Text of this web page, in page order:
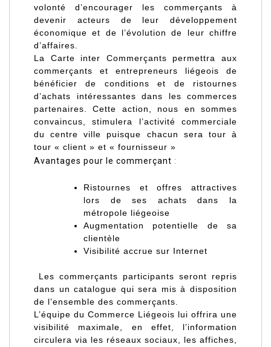
volonté d’encourager les commerçants à
devenir acteurs de leur développement
économique et de l’évolution de leur chiffre
d’affaires.
La Carte inter Commerçants permettra aux
commerçants et entrepreneurs liégeois de
bénéficier de conditions et de ristournes
d’achats intéressantes dans les commerces
partenaires. Cette action, nous en sommes
convaincus, stimulera l’activité commerciale
du centre ville puisque chacun sera tour à
tour « client » et « fournisseur »
Avantages pour le commerçant :
Ristournes et offres attractives
lors de ses achats dans la
métropole liégeoise
Augmentation potentielle de sa
clientèle
Visibilité accrue sur Internet
Les commerçants participants seront repris
dans uncatalogue qui sera mis à disposition
de l’ensemble des commerçants
L’équipe du Commerce Liégeois lui offrira une
visibilité maximale, en effet, l’information
circulera via les réseaux sociaux, les affiches,